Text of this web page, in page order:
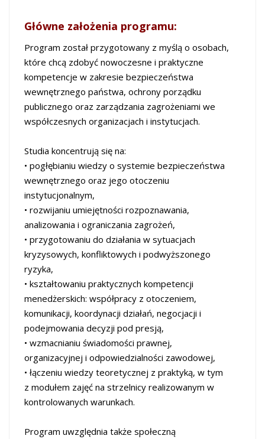
Główne założenia programu:
Program został przygotowany z myślą o osobach,
które chcą zdobyć nowoczesne i praktyczne
kompetencje w zakresie bezpieczeństwa
wewnętrznego państwa, ochrony porządku
publicznego oraz zarządzania zagrożeniami we
współczesnych organizacjach i instytucjach.
Studia koncentrują się na:
• pogłębianiu wiedzy o systemie bezpieczeństwa
wewnętrznego oraz jego otoczeniu
instytucjonalnym,
• rozwijaniu umiejętności rozpoznawania,
analizowania i ograniczania zagrożeń,
• przygotowaniu do działania w sytuacjach
kryzysowych, konfliktowych i podwyższonego
ryzyka,
• kształtowaniu praktycznych kompetencji
menedżerskich: współpracy z otoczeniem,
komunikacji, koordynacji działań, negocjacji i
podejmowania decyzji pod presją,
• wzmacnianiu świadomości prawnej,
organizacyjnej i odpowiedzialności zawodowej,
• łączeniu wiedzy teoretycznej z praktyką, w tym
z modułem zajęć na strzelnicy realizowanym w
kontrolowanych warunkach.
Program uwzględnia także społeczną